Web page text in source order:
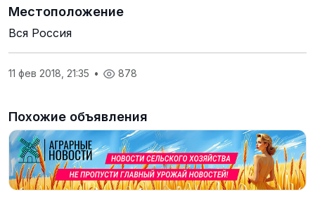
Местоположение
Вся Россия
11 фев 2018, 21:35 • 878
Похожие объявления